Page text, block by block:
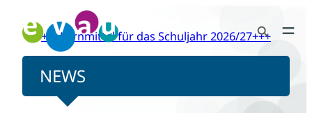
Inhalt
springen
Search
for:
+++Lernmittel für das Schuljahr 2026/27+++
NEWS